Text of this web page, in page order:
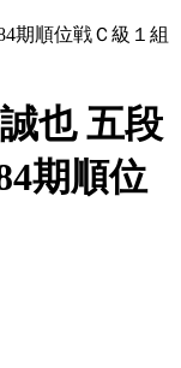
期順位戦Ｃ級１組
也 五段
期順位